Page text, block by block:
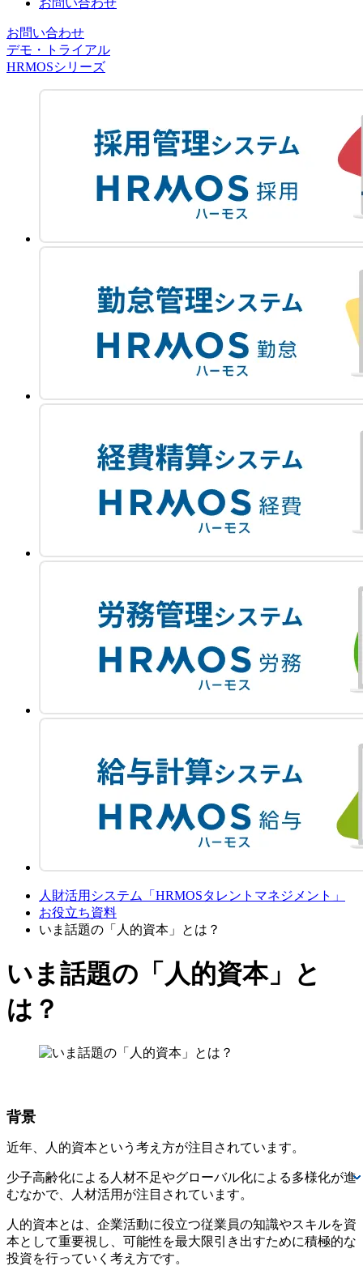
お問い合わせ
お問い合わせ
デモ・トライアル
HRMOSシリーズ
人財活用システム「HRMOSタレントマネジメント」
お役立ち資料
いま話題の「人的資本」とは？
いま話題の「人的資本」と
は？
背景
近年、人的資本という考え方が注目されています。
少子高齢化による人材不足やグローバル化による多様化が進
むなかで、人材活用が注目されています。
人的資本とは、企業活動に役立つ従業員の知識やスキルを資
本として重要視し、可能性を最大限引き出すために積極的な
投資を行っていく考え方です。